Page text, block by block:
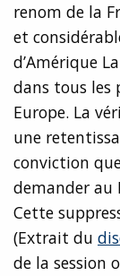
renom de la
et
d’Amérique
dans tous les
Europe. La
une
conviction
demander au
Cette
(Extrait du
de la session